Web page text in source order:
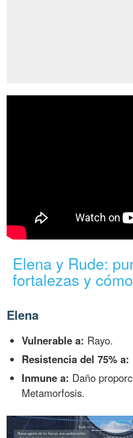
Elena y Rude:
fortalezas y
Elena
Vulnerable a: Rayo.
Resistencia del 75% a:
Inmune a: Daño
Metamorfosis.